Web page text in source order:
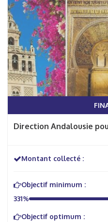
Direction Andalousie
Montant collecté :
Objectif minimum :
331%
Objectif optimum :